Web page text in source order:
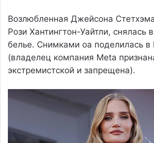
Возлюбленная Джейсона
Рози Хантингтон-Уайтли, снялась
белье. Снимками оа поделилась в
(владелец компания Meta
экстремистской и запрещена).